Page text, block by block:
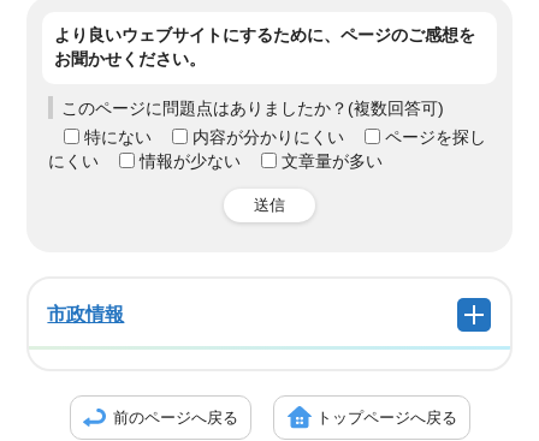
より良いウェブサイトにするために、ページのご感想を
お聞かせください。
このページに問題点はありましたか？(複数回答可)
特にない
内容が分かりにくい
ページを探し
にくい
情報が少ない 文章量が多い
送信
市政情報
前のページへ戻る トップページへ戻る